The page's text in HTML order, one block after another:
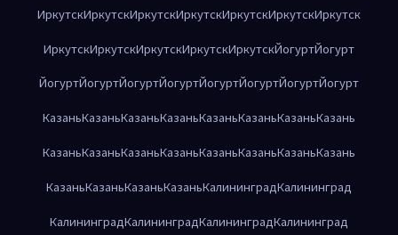
ИркутскИркутскИркутскИркутскИркутскИркутскИркутск
ИркутскИркутскИркутскИркутскИркутскЙогуртЙогурт
ЙогуртЙогуртЙогуртЙогуртЙогуртЙогуртЙогуртЙогурт
КазаньКазаньКазаньКазаньКазаньКазаньКазаньКазань
КазаньКазаньКазаньКазаньКазаньКазаньКазаньКазань
КазаньКазаньКазаньКазаньКалининградКалининград
КалининградКалининградКалининградКалининград